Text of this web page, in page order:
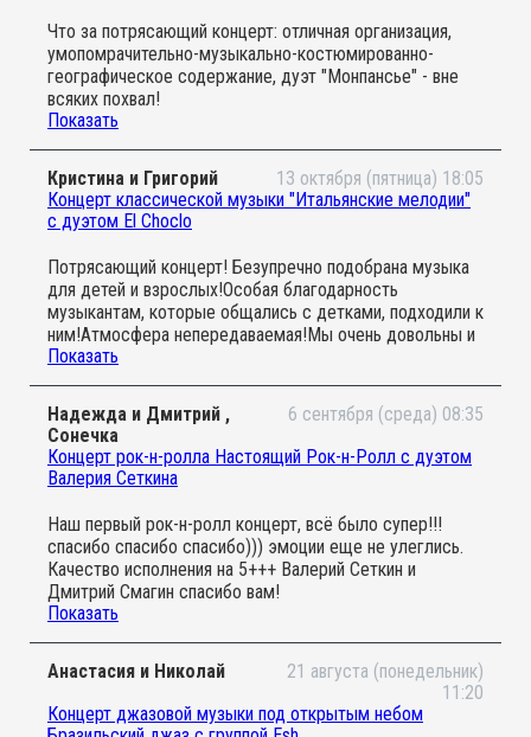
Что за потрясающий концерт: отличная организация,
умопомрачительно-музыкально-костюмированно-
географическое содержание, дуэт "Монпансье" - вне
всяких похвал!
Превзошли все ожидания!
Огромное спасибо организаторам и "Вместе с мамой"
за праздник!
Показать
Кристина и Григорий
13 октября (пятница) 18:05
Концерт классической музыки "Итальянские мелодии"
с дуэтом El Choclo
Потрясающий концерт! Безупречно подобрана музыка
для детей и взрослых!Особая благодарность
музыкантам, которые общались с детками, подходили к
ним!Атмосфера непередаваемая!Мы очень довольны и
ждем следующих концертов!
Показать
Надежда и Дмитрий ,
Сонечка
6 сентября (среда) 08:35
Концерт рок-н-ролла Настоящий Рок-н-Ролл с дуэтом
Валерия Сеткина
Наш первый рок-н-ролл концерт, всё было супер!!!
спасибо спасибо спасибо))) эмоции еще не улеглись.
Качество исполнения на 5+++ Валерий Сеткин и
Дмитрий Смагин спасибо вам!
Немножко о мероприятии. Детки и родители могут
свободно передвигаться, танцевать, петь, сидеть,
лежать и тд. Каждый находит себе занятие по душе)
корзина с игрушками оказалась совсем не лишней. Под
конец концерта всем раздали маракасы, бубны,
трещотки и др инструменты и две композиции мы
Показать
Анастасия и Николай
21 августа (понедельник)
11:20
Концерт джазовой музыки под открытым небом